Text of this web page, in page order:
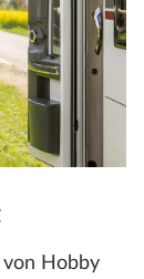
von Hobby